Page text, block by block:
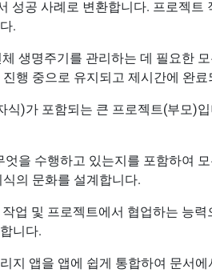
성공 사례로 변환합니다. 프로젝트
.
생명주기를 관리하는 데 필요한
행 중으로 유지되고 제시간에 완
식)가 포함되는 큰 프로젝트(부모)
을 수행하고 있는지를 포함하여
의 문화를 설계합니다.
업 및 프로젝트에서 협업하는 능력
니다.
지 앱을 앱에 쉽게 통합하여 문서